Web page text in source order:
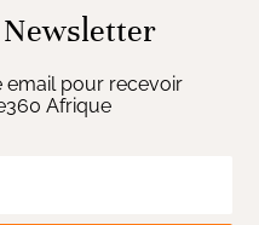
email pour recevoir
Afrique